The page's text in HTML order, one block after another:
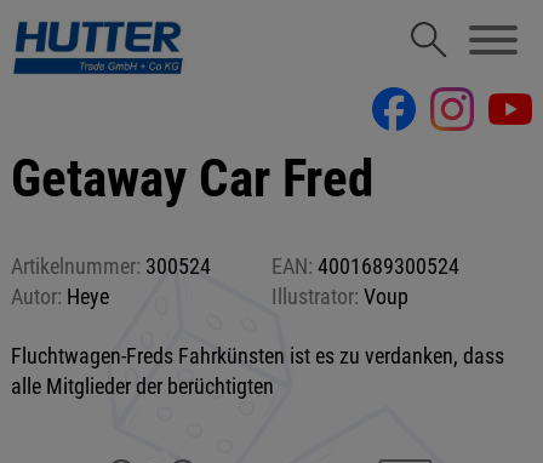
Getaway Car Fred
Artikelnummer: 300524 EAN: 4001689300524
Autor: Heye Illustrator: Voup
Fluchtwagen-Freds Fahrkünsten ist es zu verdanken, dass
alle Mitglieder der berüchtigten